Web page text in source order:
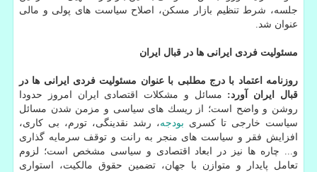
جلسه، شرط تنظیم بازار مسكن، اصلاح سیاست های پولی و مالی
عنوان شد.
مسئولیت فردی ایرانی ها در قبال ایران
روزنامه اعتماد با درج مطلبی با عنوان مسئولیت فردی ایرانی ها در
قبال ایران آورد: مسائل و مشكلات اقتصادی ایران امروز حدودا
روشن و واضح است؛ از ریسك های سیاسی و مزمن شدن مسائل
سیاست خارجی تا كسری بودجه، رشد نقدینگی، تورم، بی كاری،
افزایش فقر و سیاست های منجر به رانت و توقف سرمایه گذاری
و... چاره ها نیز در ابعاد اقتصادی و سیاسی مشخص است؛ لزوم
تعامل پایدار و متوازن با جهان، تضمین حقوق مالكیت، استواری